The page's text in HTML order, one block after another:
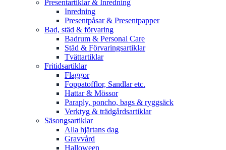
Presentartiklar & Inredning
Inredning
Presentpåsar & Presentpapper
Bad, städ & förvaring
Badrum & Personal Care
Städ & Förvaringsartiklar
Tvättartiklar
Fritidsartiklar
Flaggor
Foppatofflor, Sandlar etc.
Hattar & Mössor
Paraply, poncho, bags & ryggsäck
Verktyg & trädgårdsartiklar
Säsongsartiklar
Alla hjärtans dag
Gravvård
Halloween